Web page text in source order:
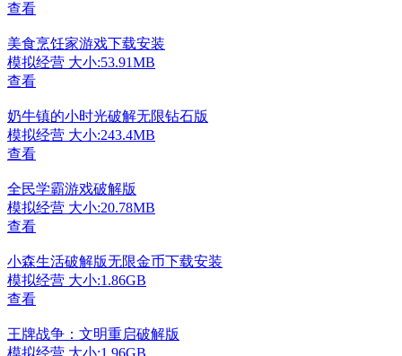
查看
美食烹饪家游戏下载安装
模拟经营 大小:53.91MB
查看
奶牛镇的小时光破解无限钻石版
模拟经营 大小:243.4MB
查看
全民学霸游戏破解版
模拟经营 大小:20.78MB
查看
小森生活破解版无限金币下载安装
模拟经营 大小:1.86GB
查看
王牌战争：文明重启破解版
模拟经营 大小:1.96GB